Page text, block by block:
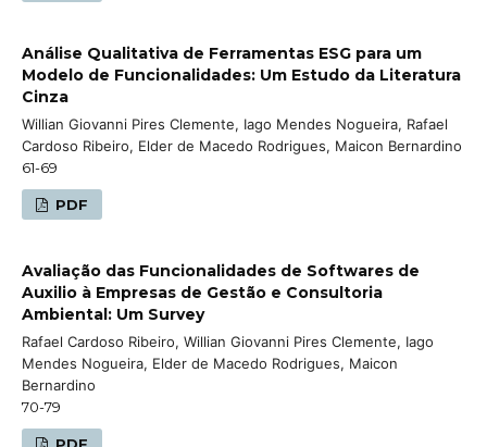
Análise Qualitativa de Ferramentas ESG para um
Modelo de Funcionalidades: Um Estudo da Literatura
Cinza
Willian Giovanni Pires Clemente, Iago Mendes Nogueira, Rafael
Cardoso Ribeiro, Elder de Macedo Rodrigues, Maicon Bernardino
61-69
PDF
Avaliação das Funcionalidades de Softwares de
Auxilio à Empresas de Gestão e Consultoria
Ambiental: Um Survey
Rafael Cardoso Ribeiro, Willian Giovanni Pires Clemente, Iago
Mendes Nogueira, Elder de Macedo Rodrigues, Maicon
Bernardino
70-79
PDF